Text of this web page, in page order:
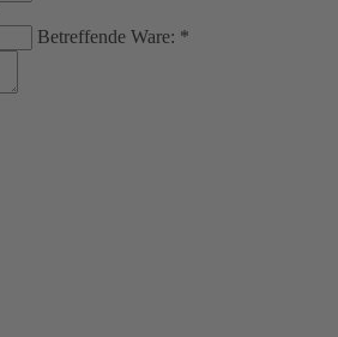
Betreffende Ware: *